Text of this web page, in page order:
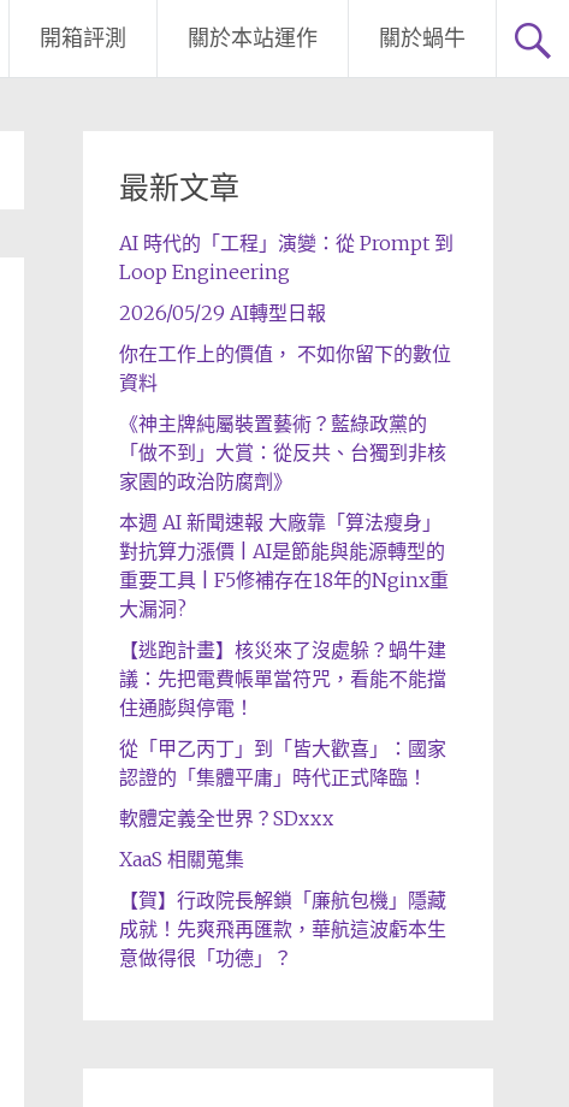
開箱評測 關於本站運作 關於蝸牛
最新文章
AI 時代的「工程」演變：從 Prompt 到
Loop Engineering
2026/05/29 AI轉型日報
你在工作上的價值， 不如你留下的數位
資料
《神主牌純屬裝置藝術？藍綠政黨的
「做不到」大賞：從反共、台獨到非核
家園的政治防腐劑》
本週 AI 新聞速報 大廠靠「算法瘦身」
對抗算力漲價 | AI是節能與能源轉型的
重要工具 | F5修補存在18年的Nginx重
大漏洞?
【逃跑計畫】核災來了沒處躲？蝸牛建
議：先把電費帳單當符咒，看能不能擋
住通膨與停電！
從「甲乙丙丁」到「皆大歡喜」：國家
認證的「集體平庸」時代正式降臨！
軟體定義全世界？SDxxx
XaaS 相關蒐集
【賀】行政院長解鎖「廉航包機」隱藏
成就！先爽飛再匯款，華航這波虧本生
意做得很「功德」？